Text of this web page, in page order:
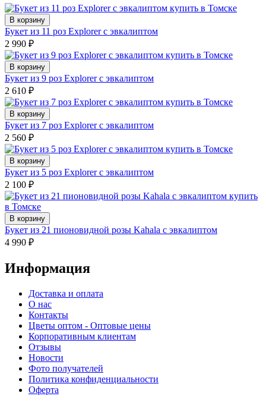
В корзину
Букет из 11 роз Explorer с эвкалиптом
2 990 ₽
В корзину
Букет из 9 роз Explorer с эвкалиптом
2 610 ₽
В корзину
Букет из 7 роз Explorer с эвкалиптом
2 560 ₽
В корзину
Букет из 5 роз Explorer с эвкалиптом
2 100 ₽
В корзину
Букет из 21 пионовидной розы Kahala с эвкалиптом
4 990 ₽
Информация
Доставка и оплата
О нас
Контакты
Цветы оптом - Оптовые цены
Корпоративным клиентам
Отзывы
Новости
Фото получателей
Политика конфиденциальности
Оферта